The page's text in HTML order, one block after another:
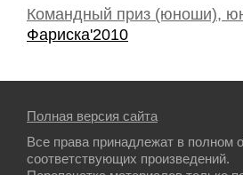
Командный приз (юноши),
Фариска'2010
Полная версия сайта
Все права принадлежат в полном
соответствующих произведений.